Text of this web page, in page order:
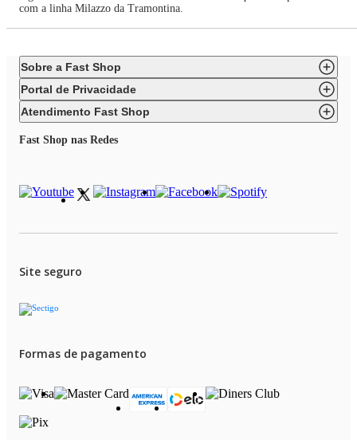
com a linha Milazzo da Tramontina.
Sobre a Fast Shop
Portal de Privacidade
Atendimento Fast Shop
Fast Shop nas Redes
Site seguro
Formas de pagamento